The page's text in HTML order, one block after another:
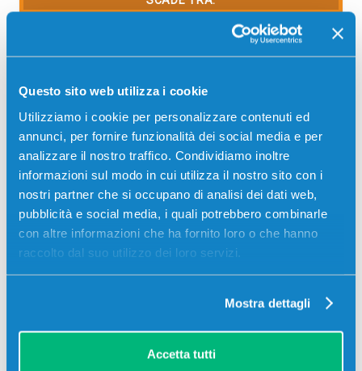
Questo sito web utilizza i cookie
Utilizziamo i cookie per personalizzare contenuti ed
annunci, per fornire funzionalità dei social media e per
analizzare il nostro traffico. Condividiamo inoltre
informazioni sul modo in cui utilizza il nostro sito con i
nostri partner che si occupano di analisi dei dati web,
pubblicità e social media, i quali potrebbero combinarle
con altre informazioni che ha fornito loro o che hanno
raccolto dal suo utilizzo dei loro servizi.
Mostra dettagli
Accetta tutti
sec
Cartuccia compatibile Xerox 16182800
CIANO